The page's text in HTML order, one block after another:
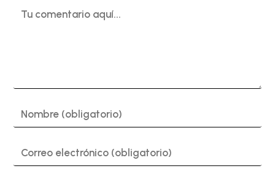
Comentario
nombre
nombre
de
dirección